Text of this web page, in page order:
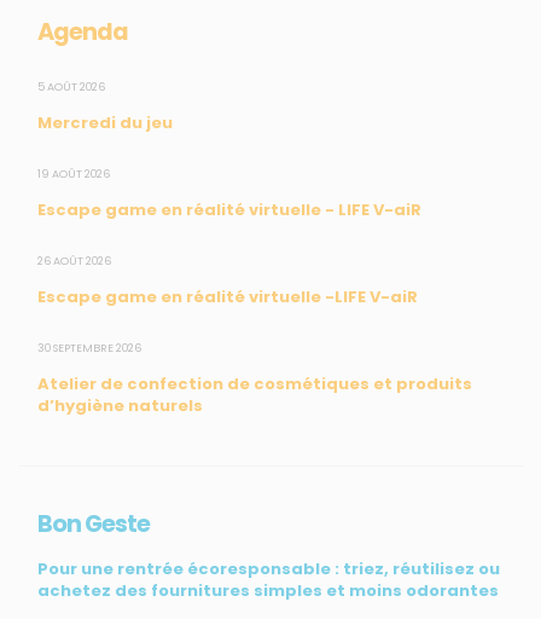
Agenda
5 AOÛT 2026
Mercredi du jeu
19 AOÛT 2026
Escape game en réalité virtuelle - LIFE V-aiR
26 AOÛT 2026
Escape game en réalité virtuelle -LIFE V-aiR
30 SEPTEMBRE 2026
Atelier de confection de cosmétiques et produits
d’hygiène naturels
Bon Geste
Pour une rentrée écoresponsable : triez, réutilisez ou
achetez des fournitures simples et moins odorantes
Mesures du réseau Sargasses
Open Data
CONTACT
Mail : info@madininair.fr